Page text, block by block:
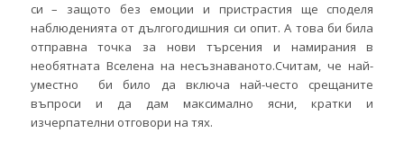
си – защото без емоции и пристрастия ще споделя
наблюденията от дългогодишния си опит. А това би била
отправна точка за нови търсения и намирания в
необятната Вселена на несъзнаваното.Считам, че най-
уместно би било да включа най-често срещаните
въпроси и да дам максимално ясни, кратки и
изчерпателни отговори на тях.